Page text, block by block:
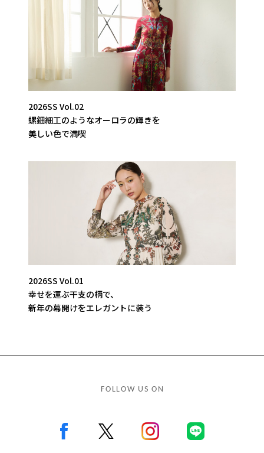
2026SS Vol.02
螺鈿細工のようなオーロラの輝きを
美しい色で満喫
2026SS Vol.01
幸せを運ぶ干支の柄で、
新年の幕開けをエレガントに装う
FOLLOW US ON